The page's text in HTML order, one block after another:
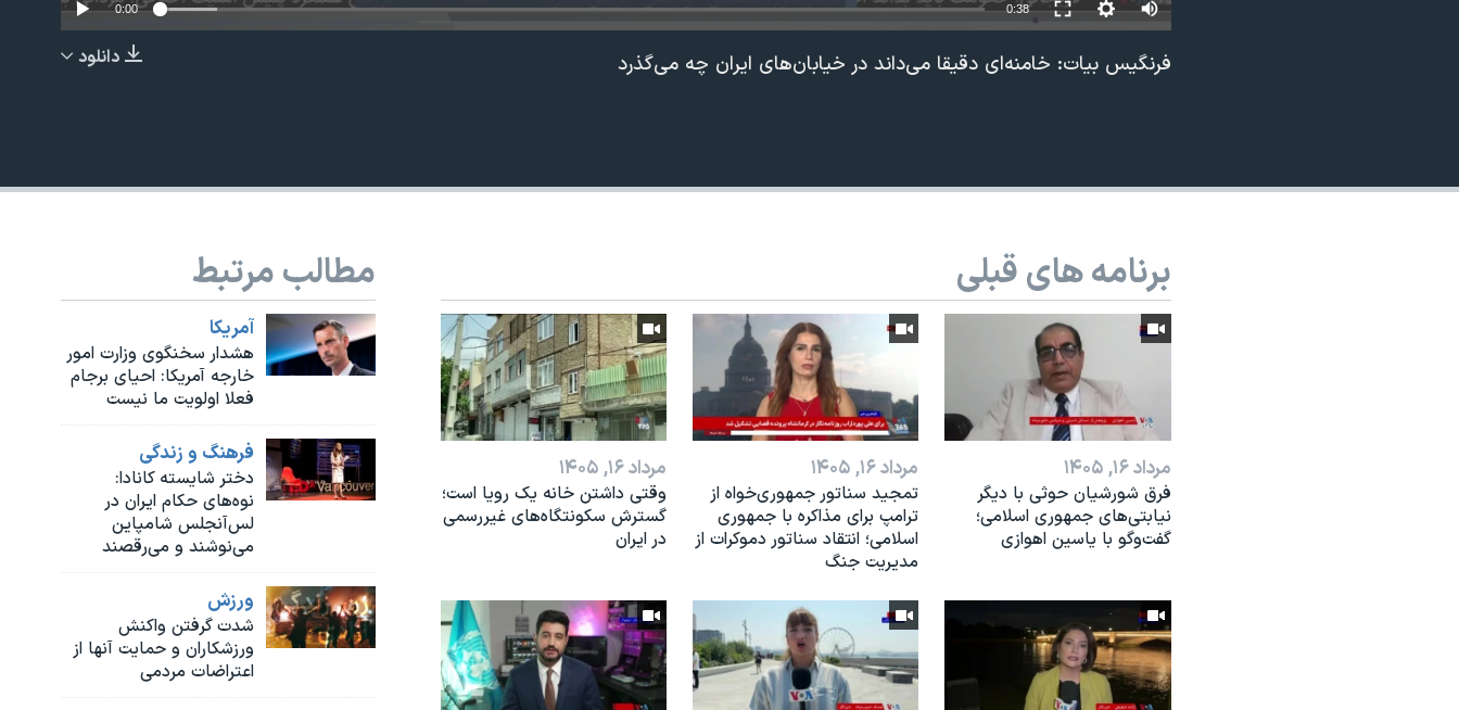
EMBED
0:00 0:38
دانلود فرنگیس بیات: خامنه‌ای دقیقا می‌داند در خیابان‌های ایران چه می‌گذرد
مطالب مرتبط
آمريکا
هشدار سخنگوی وزارت امور
خارجه آمریکا: احیای برجام
فعلا اولویت ما نیست
فرهنگ و زندگی
دختر شایسته کانادا:
نوه‌های حکام ایران در
لس‌آنجلس شامپاین
می‌نوشند و می‌رقصند
ورزش
شدت گرفتن واکنش
ورزشکاران و‌ حمایت آنها از
اعتراضات مردمی
برنامه های قبلی
مرداد ۱۶, ۱۴۰۵
فرق شورشیان حوثی با دیگر
نیابتی‌های جمهوری اسلامی؛
گفت‌وگو با یاسین اهوازی
مرداد ۱۶, ۱۴۰۵
تمجید سناتور جمهوری‌خواه از
ترامپ برای مذاکره با جمهوری
اسلامی؛ انتقاد سناتور دموکرات از
مدیریت جنگ
مرداد ۱۶, ۱۴۰۵
وقتی داشتن خانه یک رویا است؛
گسترش سکونتگاه‌های غیررسمی
در ایران